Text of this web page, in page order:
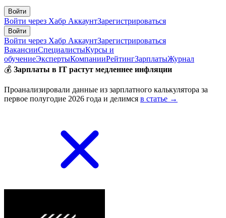
Войти
Войти через Хабр АккаунтЗарегистрироваться
Войти
Войти через Хабр АккаунтЗарегистрироваться
ВакансииСпециалистыКурсы и
обучениеЭкспертыКомпанииРейтингЗарплатыЖурнал
💰 Зарплаты в IT растут медленнее инфляции
Проанализировали данные из зарплатного калькулятора за
первое полугодие 2026 года и делимся в статье →